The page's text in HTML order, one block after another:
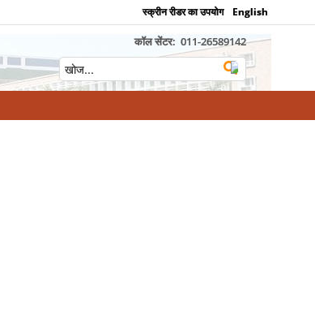
स्क्रीन रीडर का उपयोग English
कॉल सेंटर: 011-26589142